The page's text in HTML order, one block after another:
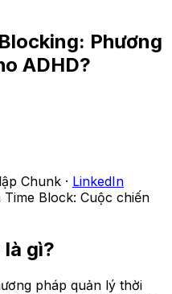
Phương
ADHD?
Chunk · LinkedIn
gì?
pháp quản lý thời